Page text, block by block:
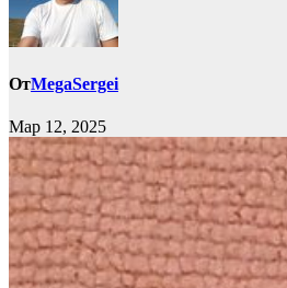
ОтMegaSergei
Мар 12, 2025